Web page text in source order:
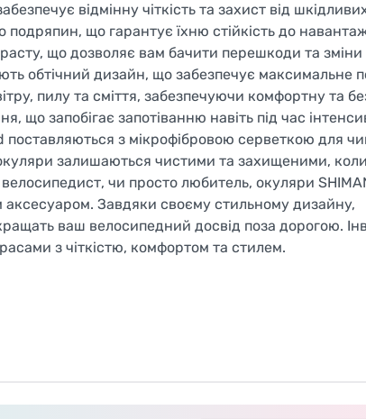
відмінну чіткість та захист від
подряпин, що гарантує їхню стійкість до
що дозволяє вам бачити перешкоди та
обтічний дизайн, що забезпечує максимальне
пилу та сміття, забезпечуючи комфортну та
що запобігає запотіванню навіть під час
поставляються з мікрофібровою серветкою для
залишаються чистими та захищеними,
чи просто любитель, окуляри
Завдяки своєму стильному дизайну,
ваш велосипедний досвід поза дорогою.
з чіткістю, комфортом та стилем.